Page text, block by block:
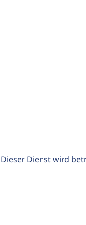
Dieser Dienst wird